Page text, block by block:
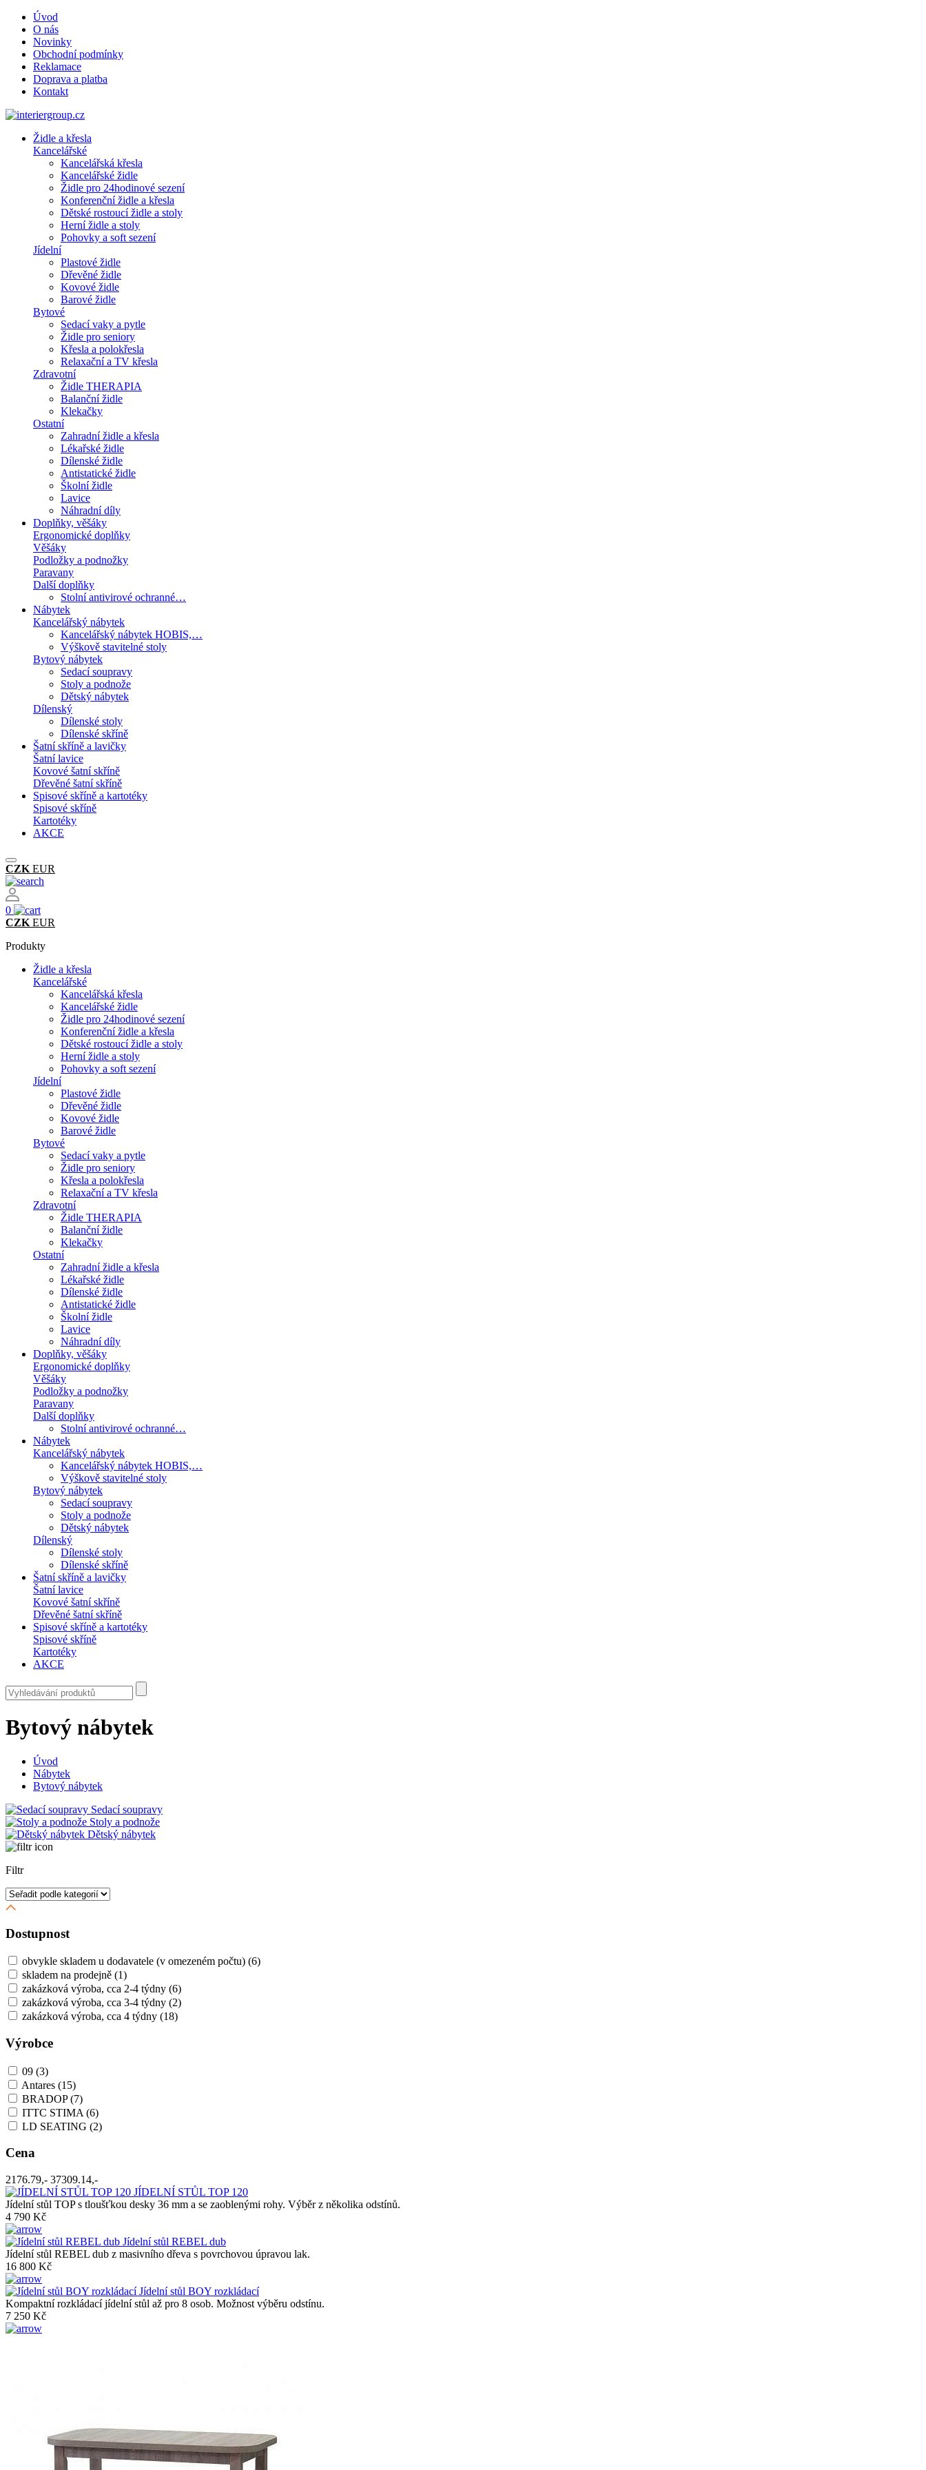
Úvod
O nás
Novinky
Obchodní podmínky
Reklamace
Doprava a platba
Kontakt
Židle a křesla
Kancelářské
Kancelářská křesla
Kancelářské židle
Židle pro 24hodinové sezení
Konferenční židle a křesla
Dětské rostoucí židle a stoly
Herní židle a stoly
Pohovky a soft sezení
Jídelní
Plastové židle
Dřevěné židle
Kovové židle
Barové židle
Bytové
Sedací vaky a pytle
Židle pro seniory
Křesla a polokřesla
Relaxační a TV křesla
Zdravotní
Židle THERAPIA
Balanční židle
Klekačky
Ostatní
Zahradní židle a křesla
Lékařské židle
Dílenské židle
Antistatické židle
Školní židle
Lavice
Náhradní díly
Doplňky, věšáky
Ergonomické doplňky
Věšáky
Podložky a podnožky
Paravany
Další doplňky
Stolní antivirové ochranné…
Nábytek
Kancelářský nábytek
Kancelářský nábytek HOBIS,…
Výškově stavitelné stoly
Bytový nábytek
Sedací soupravy
Stoly a podnože
Dětský nábytek
Dílenský
Dílenské stoly
Dílenské skříně
Šatní skříně a lavičky
Šatní lavice
Kovové šatní skříně
Dřevěné šatní skříně
Spisové skříně a kartotéky
Spisové skříně
Kartotéky
AKCE
CZK EUR
0
CZK EUR
Produkty
Židle a křesla
Kancelářské
Kancelářská křesla
Kancelářské židle
Židle pro 24hodinové sezení
Konferenční židle a křesla
Dětské rostoucí židle a stoly
Herní židle a stoly
Pohovky a soft sezení
Jídelní
Plastové židle
Dřevěné židle
Kovové židle
Barové židle
Bytové
Sedací vaky a pytle
Židle pro seniory
Křesla a polokřesla
Relaxační a TV křesla
Zdravotní
Židle THERAPIA
Balanční židle
Klekačky
Ostatní
Zahradní židle a křesla
Lékařské židle
Dílenské židle
Antistatické židle
Školní židle
Lavice
Náhradní díly
Doplňky, věšáky
Ergonomické doplňky
Věšáky
Podložky a podnožky
Paravany
Další doplňky
Stolní antivirové ochranné…
Nábytek
Kancelářský nábytek
Kancelářský nábytek HOBIS,…
Výškově stavitelné stoly
Bytový nábytek
Sedací soupravy
Stoly a podnože
Dětský nábytek
Dílenský
Dílenské stoly
Dílenské skříně
Šatní skříně a lavičky
Šatní lavice
Kovové šatní skříně
Dřevěné šatní skříně
Spisové skříně a kartotéky
Spisové skříně
Kartotéky
AKCE
Bytový nábytek
Úvod
Nábytek
Bytový nábytek
Sedací soupravy
Stoly a podnože
Dětský nábytek
Filtr
Dostupnost
obvykle skladem u dodavatele (v omezeném počtu) (6)
skladem na prodejně (1)
zakázková výroba, cca 2-4 týdny (6)
zakázková výroba, cca 3-4 týdny (2)
zakázková výroba, cca 4 týdny (18)
Výrobce
09 (3)
Antares (15)
BRADOP(7)
ITTC STIMA (6)
LD SEATING (2)
Cena
2176.79,- 37309.14,-
JÍDELNÍ STŮL TOP 120
Jídelní stůl TOP s tloušťkou desky 36 mm a se zaoblenými rohy. Výběr z několika odstínů.
4 790 Kč
Jídelní stůl REBEL dub
Jídelní stůl REBEL dub z masivního dřeva s povrchovou úpravou lak.
16 800 Kč
Jídelní stůl BOY rozkládací
Kompaktní rozkládací jídelní stůl až pro 8 osob. Možnost výběru odstínu.
7 250 Kč